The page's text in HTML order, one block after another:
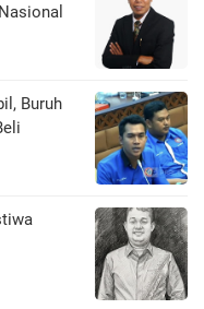
Buruh